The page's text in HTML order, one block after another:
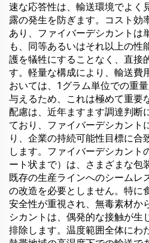
速な応答性は、輸送環境でよく
露の発生を防ぎます。コスト効
あり、ファイバーデシカントは
も、同等あるいはそれ以上の性
護を犠牲にすることなく、直接
す。軽量な構成により、輸送費
おいては、1グラム単位での重
与えるため、これは極めて重要
配慮は、近年ますます調達判断
ており、ファイバーデシカント
り、企業の持続可能性目標に合
します。ファイバーデシカント
ート状まで）は、さまざまな包
既存の生産ラインへのシームレ
の改造を必要としません。特に
安全性が重視され、無毒素材か
シカントは、偶発的な接触が生
排除します。温度範囲全体にわ